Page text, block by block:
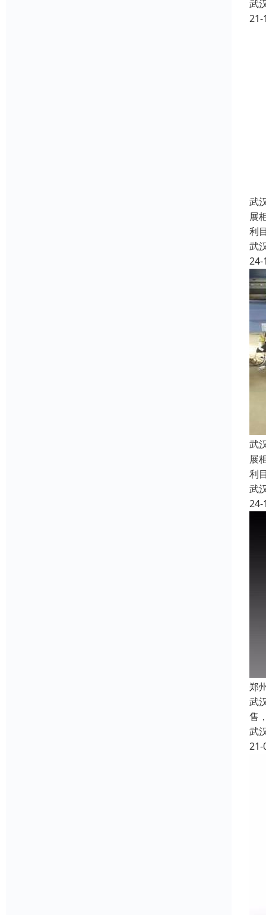
武
21-
武
展
利
武
24-
武
展
利
武
24-
郑
武
售
武
21-